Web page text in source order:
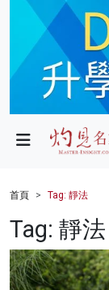
政局
財經
健康
商業
首頁 Tag: 靜法
Tag: 靜法